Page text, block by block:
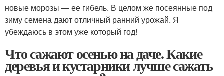
новые морозы — ее гибель. В целом же посеянные под
зиму семена дают отличный ранний урожай. Я
убеждаюсь в этом уже который год!
Что сажают осенью на даче. Какие
деревья и кустарники лучше сажать